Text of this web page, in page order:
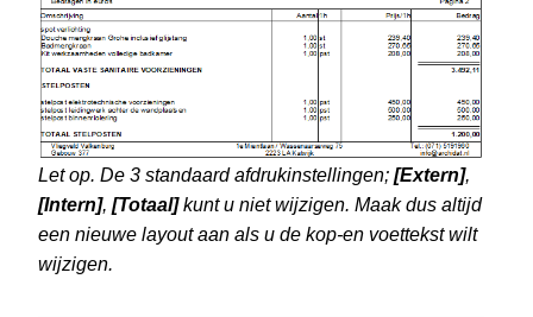
Let op. De 3 standaard afdrukinstellingen; [Extern],
[Intern], [Totaal]kunt u niet wijzigen. Maak dus altijd
een nieuwe layout aan als u de kop-en voettekst wilt
wijzigen.